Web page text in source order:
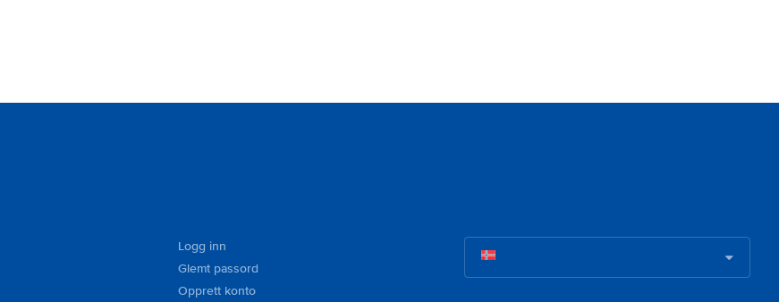
Logg inn
Glemt passord
Opprett konto